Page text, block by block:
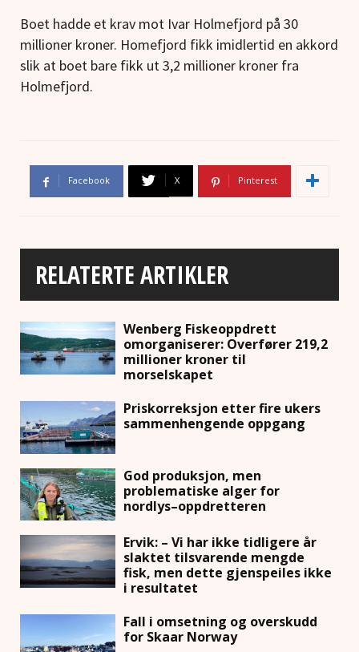
Boet hadde et krav mot Ivar Holmefjord på 30
millioner kroner. Homefjord fikk imidlertid en akkord
slik at boet bare fikk ut 3,2 millioner kroner fra
Holmefjord.
Facebook X Pinterest
RELATERTE ARTIKLER
Wenberg Fiskeoppdrett
omorganiserer: Overfører 219,2
millioner kroner til
morselskapet
Priskorreksjon etter fire ukers
sammenhengende oppgang
God produksjon, men
problematiske alger for
nordlys–oppdretteren
Ervik: – Vi har ikke tidligere år
slaktet tilsvarende mengde
fisk, men dette gjenspeiles ikke
i resultatet
Fall i omsetning og overskudd
for Skaar Norway